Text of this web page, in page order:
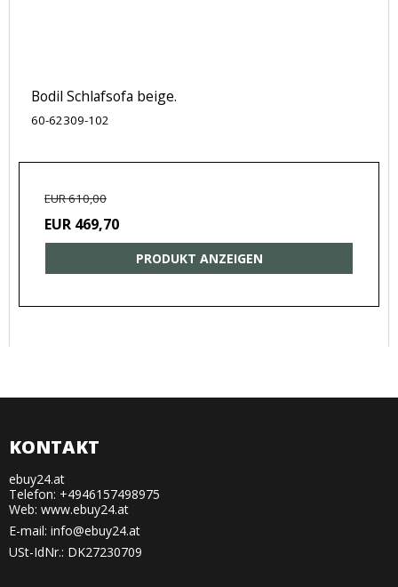
Bodil Schlafsofa beige.
60-62309-102
EUR 610,00
EUR 469,70
PRODUKT ANZEIGEN
KONTAKT
ebuy24.at
Telefon: +4946157498975
Web: www.ebuy24.at
E-mail: info@ebuy24.at
USt-IdNr.: DK27230709